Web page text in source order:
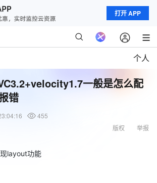
打开 APP
个人
一般是怎么配
错
455
举报
版权
layout功能